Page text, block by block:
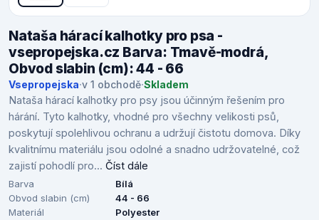
Nataša hárací kalhotky pro psa -
vsepropejska.cz Barva: Tmavě-modrá,
Obvod slabin (cm): 44 - 66
Vsepropejska·v 1 obchodě·Skladem
Nataša hárací kalhotky pro psy jsou účinným řešením pro
hárání. Tyto kalhotky, vhodné pro všechny velikosti psů,
poskytují spolehlivou ochranu a udržují čistotu domova. Díky
kvalitnímu materiálu jsou odolné a snadno udržovatelné, což
zajistí pohodlí pro... Číst dále
Barva
Bílá
Obvod slabin (cm)
44 - 66
Materiál
Polyester